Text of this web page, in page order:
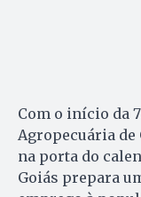
Com o início da
Agropecuária de
na porta do
Goiás prepara